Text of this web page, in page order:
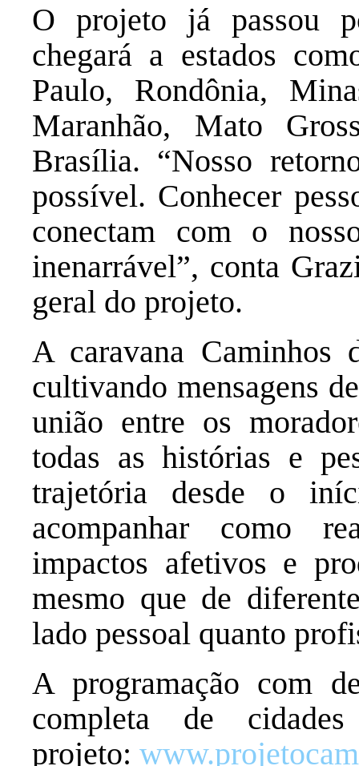
O projeto já passou
chegará a estados
Paulo, Rondônia,
Maranhão, Mato
Brasília. “Nosso
possível. Conhecer
conectam com o
inenarrável”, conta
geral do projeto.
A caravana Caminhos
cultivando mensagens
união entre os
todas as histórias e
trajetória desde o
acompanhar como
impactos afetivos e
mesmo que de
lado pessoal quanto
A programação com
completa de
projeto: